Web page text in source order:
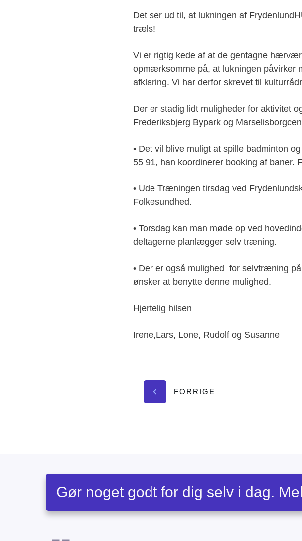
Det ser ud til, at lukningen af
træls!
Vi er rigtig kede af at de gentagne
opmærksomme på, at lukningen påvirker
afklaring. Vi har derfor skrevet til
Der er stadig lidt muligheder for aktivitet
Frederiksbjerg Bypark og
• Det vil blive muligt at spille badminton
55 91, han koordinerer booking af baner.
• Ude Træningen tirsdag ved
Folkesundhed.
• Torsdag kan man møde op ved
deltagerne planlægger selv træning.
• Der er også mulighed for selvtræning
ønsker at benytte denne mulighed.
Hjertelig hilsen
Irene,Lars, Lone, Rudolf og Susanne
FORRIGE
Gør noget godt for dig selv i dag.